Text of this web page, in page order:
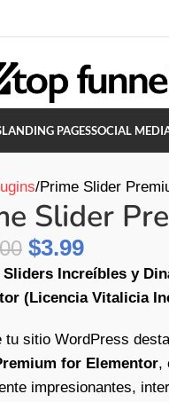
LANDING PAGESSOCIAL
Prime Slider
Slider
$3.99
Sliders Increíbles y
(Licencia Vitalicia
tu sitio WordPress
for Elementor,
impresionantes,